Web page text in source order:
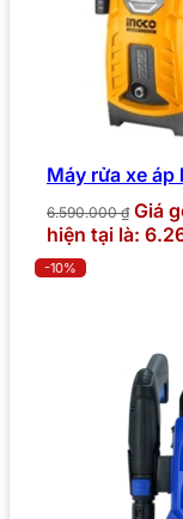
Máy rửa xe
6.590.000₫ Giá
hiện tại là:
-10%